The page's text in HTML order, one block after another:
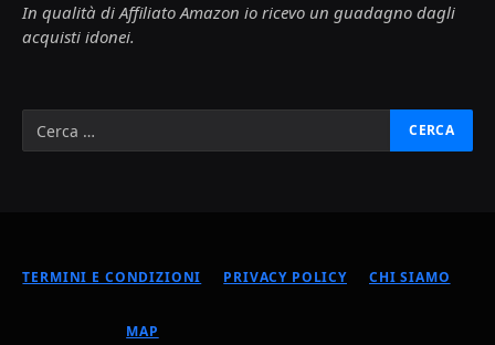
In qualità di Affiliato Amazon io ricevo un guadagno dagli
acquisti idonei.
TERMINI E CONDIZIONI PRIVACY POLICY CHI SIAMO
MAP